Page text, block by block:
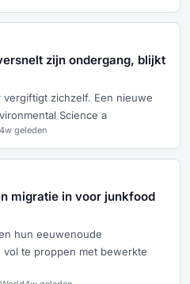
zijn ondergang, blijkt
zichzelf. Een nieuwe
Science a
4w geleden
migratie in voor junkfood
hun eeuwenoude
vol te proppen met bewerkte